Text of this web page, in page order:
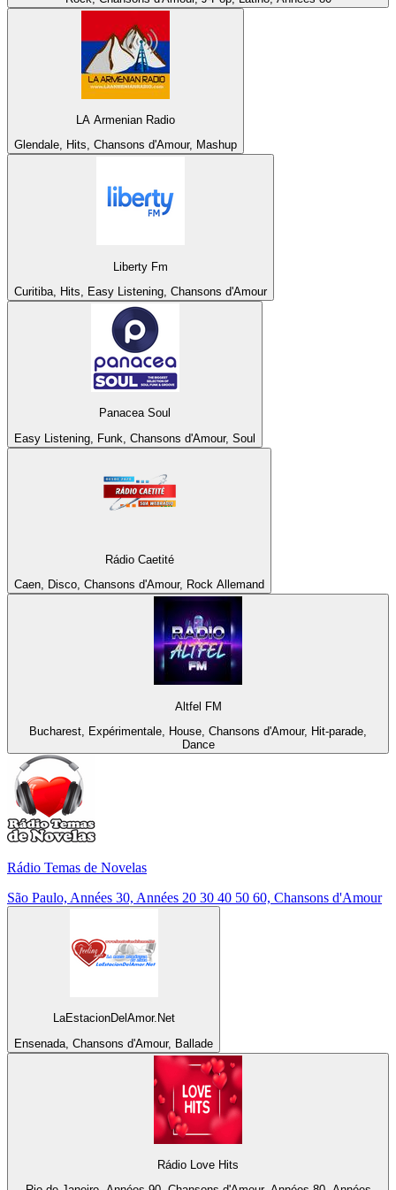
LA Armenian Radio
Glendale, Hits, Chansons d'Amour, Mashup
Liberty Fm
Curitiba, Hits, Easy Listening, Chansons d'Amour
Panacea Soul
Easy Listening, Funk, Chansons d'Amour, Soul
Rádio Caetité
Caen, Disco, Chansons d'Amour, Rock Allemand
Altfel FM
Bucharest, Expérimentale, House, Chansons d'Amour, Hit-parade,
Dance
Rádio Temas de Novelas
São Paulo, Années 30, Années 20 30 40 50 60, Chansons d'Amour
LaEstacionDelAmor.Net
Ensenada, Chansons d'Amour, Ballade
Rádio Love Hits